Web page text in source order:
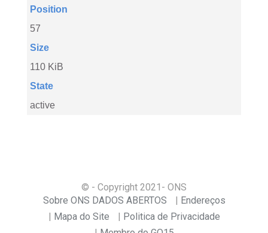
Position
57
Size
110 KiB
State
active
© - Copyright 2021 - ONS
Sobre ONS DADOS ABERTOS
Endereços
Mapa do Site
Politica de Privacidade